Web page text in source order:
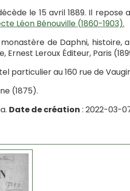
le 15 avril 1889. Il repose
Léon Bénouville (1860-1903).
de Daphni, histoire,
Ernest Leroux Éditeur, Paris
particulier au 160 rue de
(1875).
Date de création : 2022-03-